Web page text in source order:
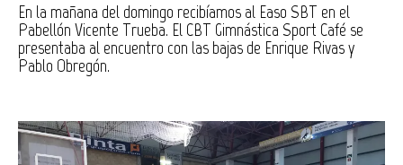
En la mañana del domingo recibíamos al Easo SBT en el
Pabellón Vicente Trueba. El CBT Gimnástica Sport Café se
presentaba al encuentro con las bajas de Enrique Rivas y
Pablo Obregón.